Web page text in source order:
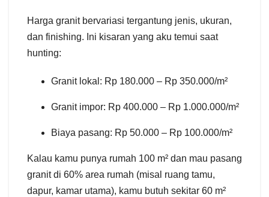
Harga granit bervariasi tergantung jenis, ukuran,
dan finishing. Ini kisaran yang aku temui saat
hunting:
Granit lokal: Rp 180.000 – Rp 350.000/m²
Granit impor: Rp 400.000 – Rp 1.000.000/m²
Biaya pasang: Rp 50.000 – Rp 100.000/m²
Kalau kamu punya rumah 100 m² dan mau pasang
granit di 60% area rumah (misal ruang tamu,
dapur, kamar utama), kamu butuh sekitar 60 m²